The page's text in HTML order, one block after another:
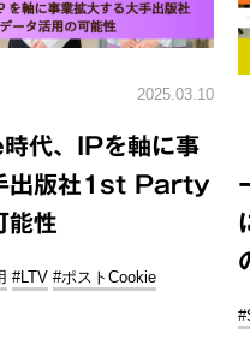
2025.03.10
代、IPを軸に事
出版社1st Party
能性
#LTV #ポストCookie